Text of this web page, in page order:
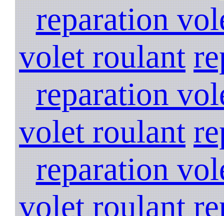
reparation
volet roulant
reparation
volet roulant
reparation
volet roulant